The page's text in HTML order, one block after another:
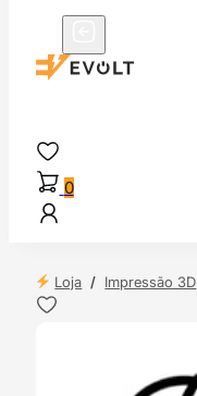
0
Loja / Impressão 3D